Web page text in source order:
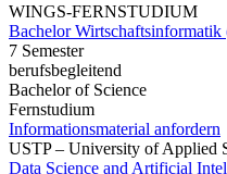
WINGS-FERNSTUDIUM
Bachelor Wirtschaftsinformatik
7 Semester
berufsbegleitend
Bachelor of Science
Fernstudium
Informationsmaterial anfordern
USTP – University of Applied
Data Science and Artificial